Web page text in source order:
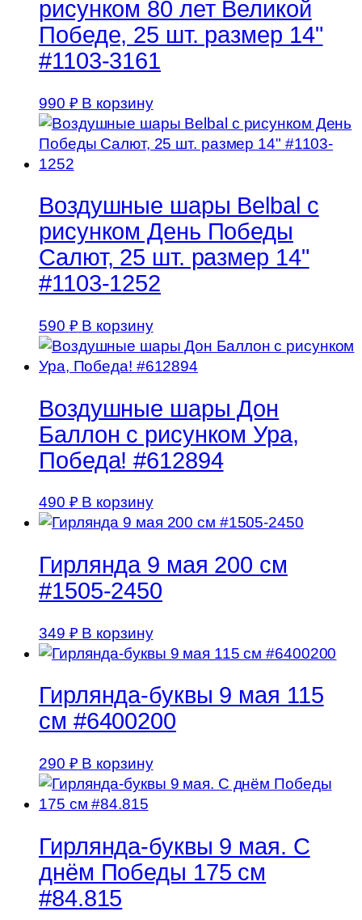
рисунком 80 лет Великой
Победе, 25 шт. размер 14"
#1103-3161
990 ₽ В корзину
Воздушные шары Belbal с
рисунком День Победы
Салют, 25 шт. размер 14"
#1103-1252
590 ₽ В корзину
Воздушные шары Дон
Баллон с рисунком Ура,
Победа! #612894
490 ₽ В корзину
Гирлянда 9 мая 200 см
#1505-2450
349 ₽ В корзину
Гирлянда-буквы 9 мая 115
см #6400200
290 ₽ В корзину
Гирлянда-буквы 9 мая. С
днём Победы 175 см
#84.815